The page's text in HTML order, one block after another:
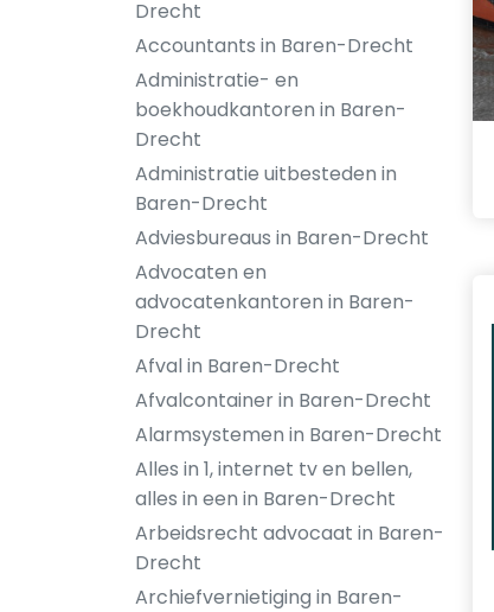
Drecht
Accountants in Baren-Drecht
Administratie- en
boekhoudkantoren in Baren-
Drecht
Administratie uitbesteden in
Baren-Drecht
Adviesbureaus in Baren-Drecht
Advocaten en
advocatenkantoren in Baren-
Drecht
Afval in Baren-Drecht
Afvalcontainer in Baren-Drecht
Alarmsystemen in Baren-Drecht
Alles in 1, internet tv en bellen,
alles in een in Baren-Drecht
Arbeidsrecht advocaat in Baren-
Drecht
Archiefvernietiging in Baren-